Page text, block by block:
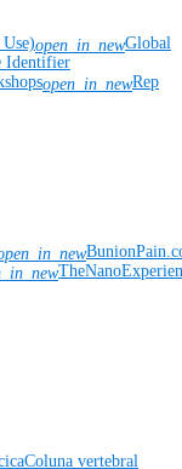
open_in_newGlobal
Identifier
open_in_newRep
Coluna vertebral